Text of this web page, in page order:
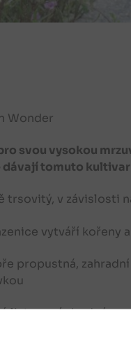
Wonder
svou vysokou
tomuto
trsovitý, v závislosti
vytváří kořeny
propustná,
listy není vhodné,